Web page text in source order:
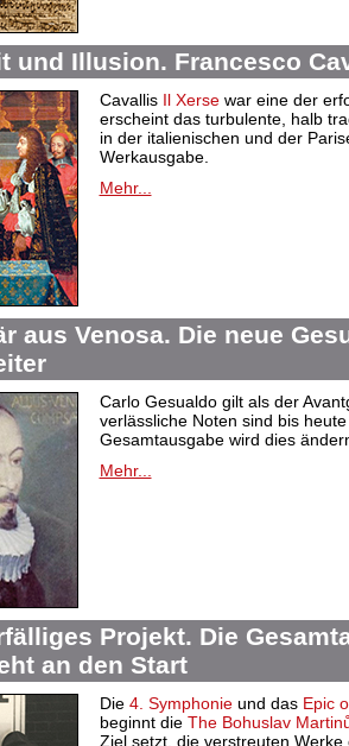
und Illusion. Francesco
Cavallis Il Xersewar eine der
erscheint das turbulente, halb
in der italienischen und der
Werkausgabe.
Mehr...
aus Venosa. Die neue
Carlo Gesualdo gilt als der
verlässliche Noten sind bis
Gesamtausgabe wird dies
Mehr...
Projekt. Die
an den Start
Die 4. Symphonieund das Epic
beginnt die The Bohuslav
Ziel setzt, die verstreuten